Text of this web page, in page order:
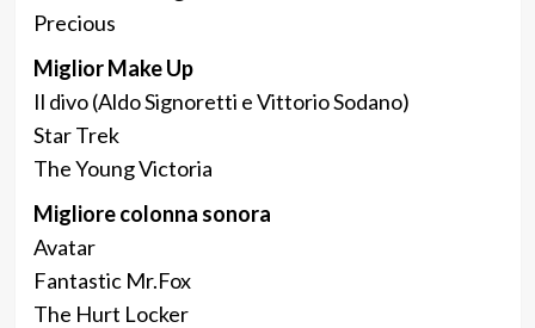
Precious
Miglior Make Up
Il divo (Aldo Signoretti e Vittorio Sodano)
Star Trek
The Young Victoria
Migliore colonna sonora
Avatar
Fantastic Mr.Fox
The Hurt Locker